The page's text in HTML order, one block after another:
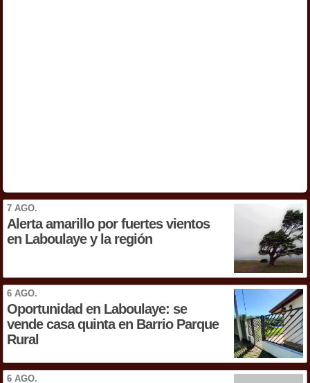
7 AGO.
Alerta amarillo por fuertes vientos
en Laboulaye y la región
6 AGO.
Oportunidad en Laboulaye: se
vende casa quinta en Barrio Parque
Rural
6 AGO.